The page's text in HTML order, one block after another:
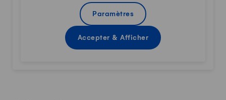
Paramètres
Accepter & Afficher